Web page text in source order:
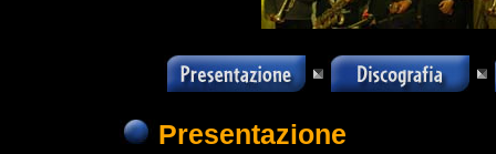
Presentazione